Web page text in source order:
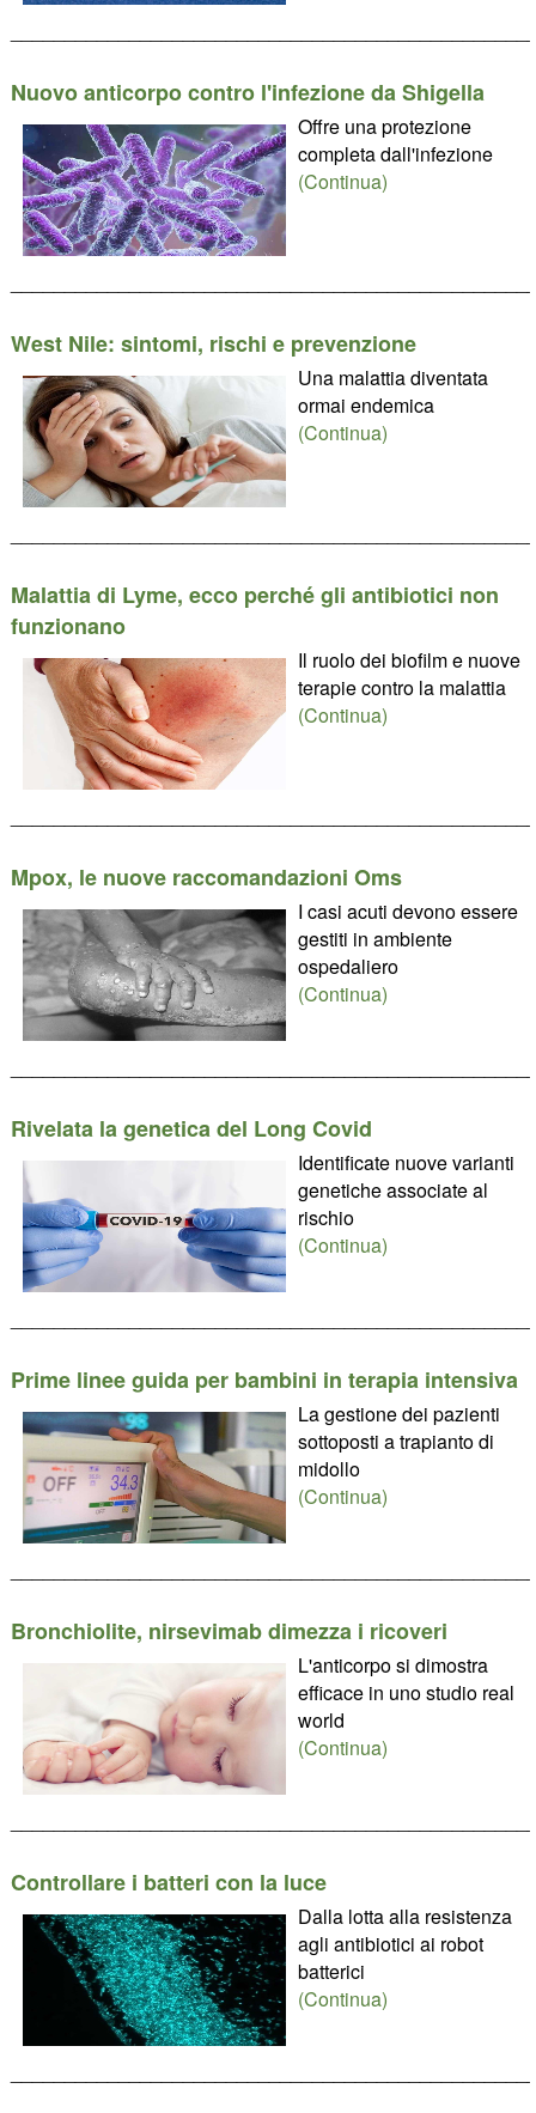
Nuovo anticorpo contro l'infezione da Shigella
Offre una protezione
completa dall'infezione
(Continua)
West Nile: sintomi, rischi e prevenzione
Una malattia diventata
ormai endemica
(Continua)
Malattia di Lyme, ecco perché gli antibiotici non
funzionano
Il ruolo dei biofilm e nuove
terapie contro la malattia
(Continua)
Mpox, le nuove raccomandazioni Oms
I casi acuti devono essere
gestiti in ambiente
ospedaliero
(Continua)
Rivelata la genetica del Long Covid
Identificate nuove varianti
genetiche associate al
rischio
(Continua)
Prime linee guida per bambini in terapia intensiva
La gestione dei pazienti
sottoposti a trapianto di
midollo
(Continua)
Bronchiolite, nirsevimab dimezza i ricoveri
L'anticorpo si dimostra
efficace in uno studio real
world
(Continua)
Controllare i batteri con la luce
Dalla lotta alla resistenza
agli antibiotici ai robot
batterici
(Continua)